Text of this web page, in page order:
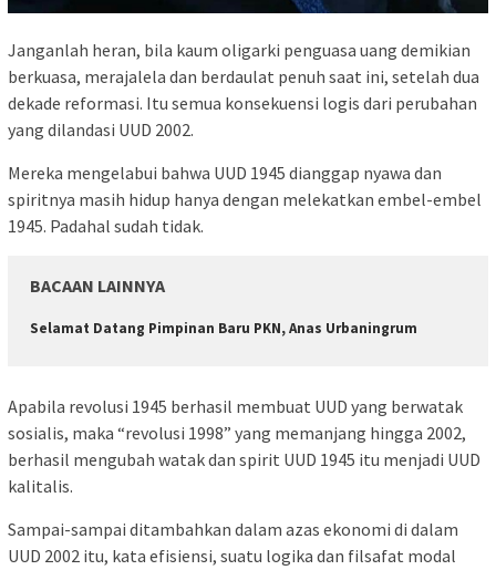
Janganlah heran, bila kaum oligarki penguasa uang demikian
berkuasa, merajalela dan berdaulat penuh saat ini, setelah dua
dekade reformasi. Itu semua konsekuensi logis dari perubahan
yang dilandasi UUD 2002.
Mereka mengelabui bahwa UUD 1945 dianggap nyawa dan
spiritnya masih hidup hanya dengan melekatkan embel-embel
1945. Padahal sudah tidak.
BACAAN LAINNYA
Selamat Datang Pimpinan Baru PKN, Anas Urbaningrum
Apabila revolusi 1945 berhasil membuat UUD yang berwatak
sosialis, maka “revolusi 1998” yang memanjang hingga 2002,
berhasil mengubah watak dan spirit UUD 1945 itu menjadi UUD
kalitalis.
Sampai-sampai ditambahkan dalam azas ekonomi di dalam
UUD 2002 itu, kata efisiensi, suatu logika dan filsafat modal